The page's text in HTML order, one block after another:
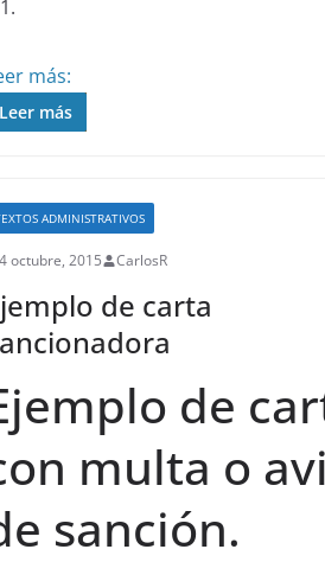
más:
Leer más
ADMINISTRATIVOS
4 octubre, 2015 CarlosR
de carta
de
multa o
sanción.